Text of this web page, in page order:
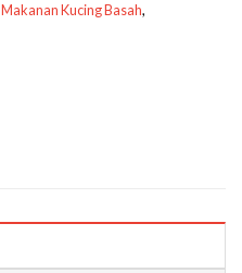
Makanan Kucing Basah,